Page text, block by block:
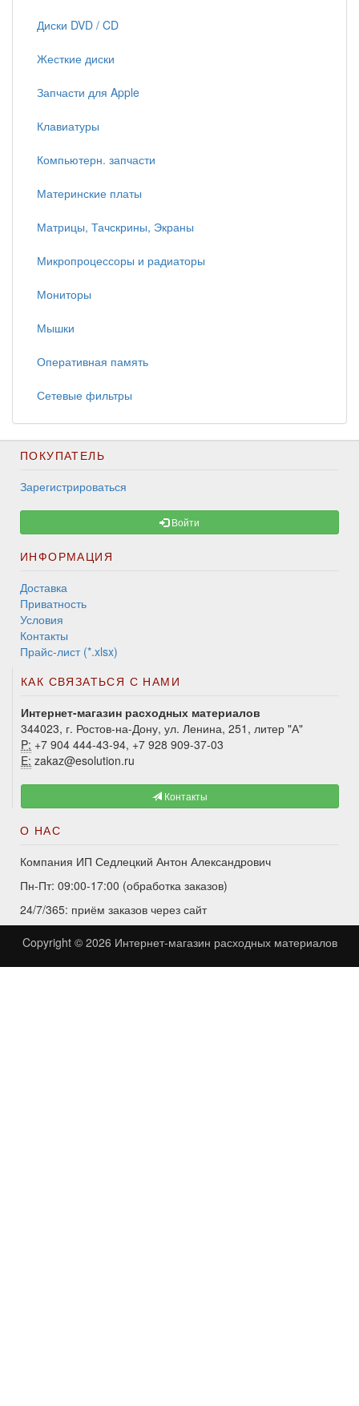
Диски DVD / CD
Жесткие диски
Запчасти для Apple
Клавиатуры
Компьютерн. запчасти
Материнские платы
Матрицы, Тачскрины, Экраны
Микропроцессоры и радиаторы
Мониторы
Мышки
Оперативная память
Сетевые фильтры
ПОКУПАТЕЛЬ
Зарегистрироваться
Войти
ИНФОРМАЦИЯ
Доставка
Приватность
Условия
Контакты
Прайс-лист (*.xlsx)
КАК СВЯЗАТЬСЯ С НАМИ
Интернет-магазин расходных материалов
344023, г. Ростов-на-Дону, ул. Ленина, 251, литер "А"
P: +7 904 444-43-94, +7 928 909-37-03
E: zakaz@esolution.ru
Контакты
О НАС
Компания ИП Седлецкий Антон Александрович
Пн-Пт: 09:00-17:00 (обработка заказов)
24/7/365: приём заказов через сайт
Copyright © 2026 Интернет-магазин расходных материалов